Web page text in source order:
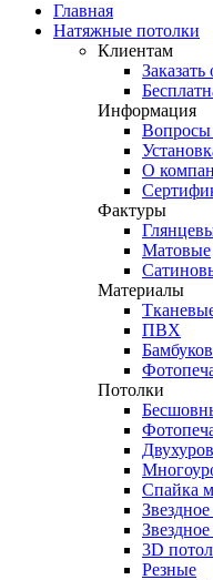
Главная
Натяжные потолки
Клиентам
Информация
Вопросы
О
Фактуры
Матовые
Материалы
ПВХ
Потолки
Спайка
3D
Резные